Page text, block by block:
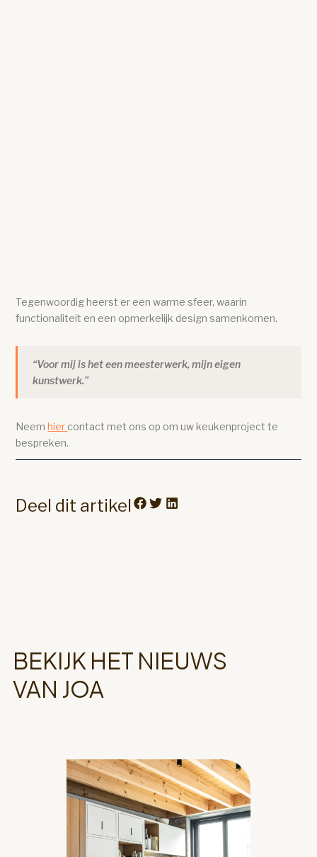
Tegenwoordig heerst er een warme sfeer, waarin
functionaliteit en een opmerkelijk design samenkomen.
“Voor mij is het een meesterwerk, mijn eigen
kunstwerk.”
Neemhier contact met ons op om uw keukenproject te
bespreken.
Deel dit artikel
BEKIJK HET NIEUWS
VAN JOA